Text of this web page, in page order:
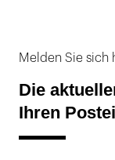
Melden Sie sich
Die
Ihren